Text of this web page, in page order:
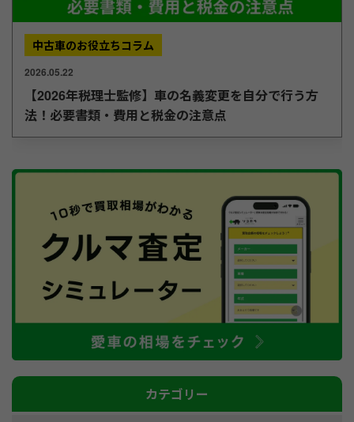
中古車のお役立ちコラム
2026.05.22
【2026年税理士監修】車の名義変更を自分で行う方
法！必要書類・費用と税金の注意点
カテゴリー